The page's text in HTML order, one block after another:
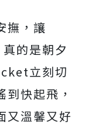
撫，讓
的是朝夕
立刻切
快起飛，
又溫馨又好